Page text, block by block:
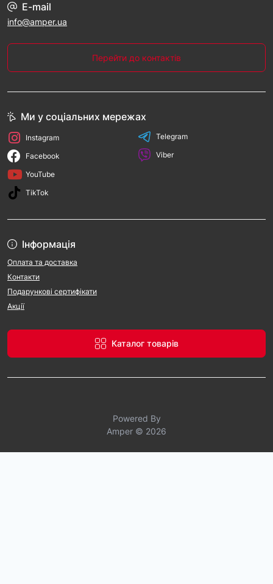
E-mail
info@amper.ua
Перейти до контактів
Інформація
Оплата та доставка
Контакти
Подарункові сертифікати
Акції
Каталог товарів
Ми у соціальних мережах
Instagram
Facebook
YouTube
TikTok
Telegram
Viber
Powered By
Amper © 2026